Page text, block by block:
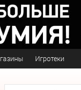
Игротеки